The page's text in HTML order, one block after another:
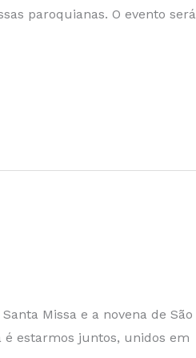
paroquianas. O evento será
Missa e a novena de São
é estarmos juntos, unidos em